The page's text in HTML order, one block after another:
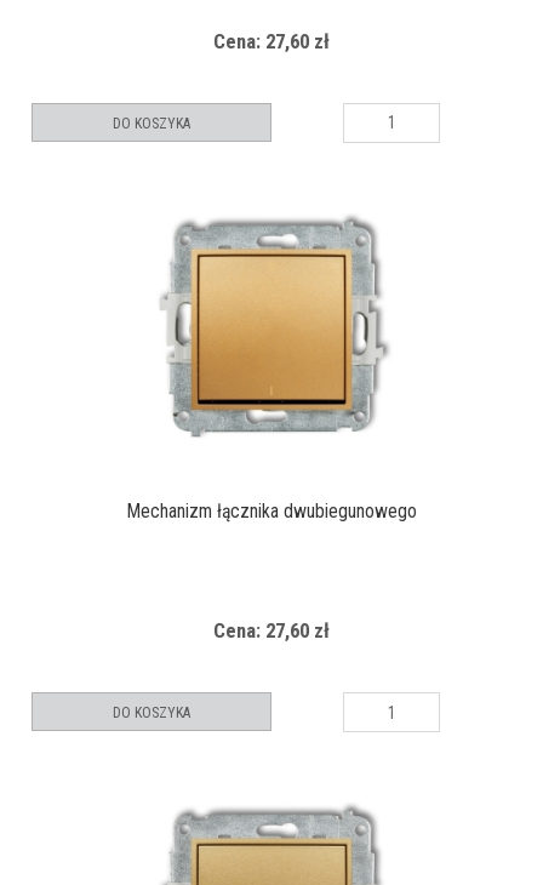
Cena: 27,60 zł
DO KOSZYKA
Mechanizm łącznika dwubiegunowego
Cena: 27,60 zł
DO KOSZYKA